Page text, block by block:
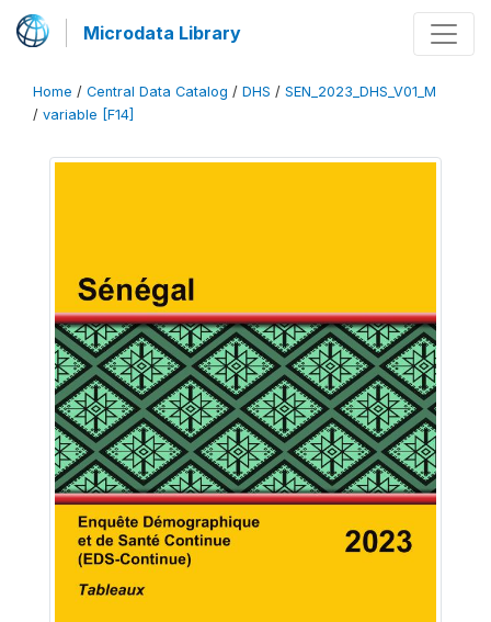
Microdata Library
Home / Central Data Catalog / DHS / SEN_2023_DHS_V01_M
/ variable [F14]